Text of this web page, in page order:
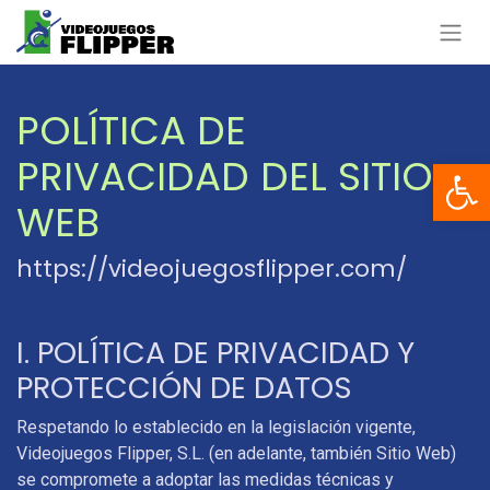
POLÍTICA DE
PRIVACIDAD DEL SITIO
WEB
https://videojuegosflipper.com/
I. POLÍTICA DE PRIVACIDAD Y
PROTECCIÓN DE DATOS
Respetando lo establecido en la legislación vigente,
Videojuegos Flipper, S.L. (en adelante, también Sitio Web)
se compromete a adoptar las medidas técnicas y